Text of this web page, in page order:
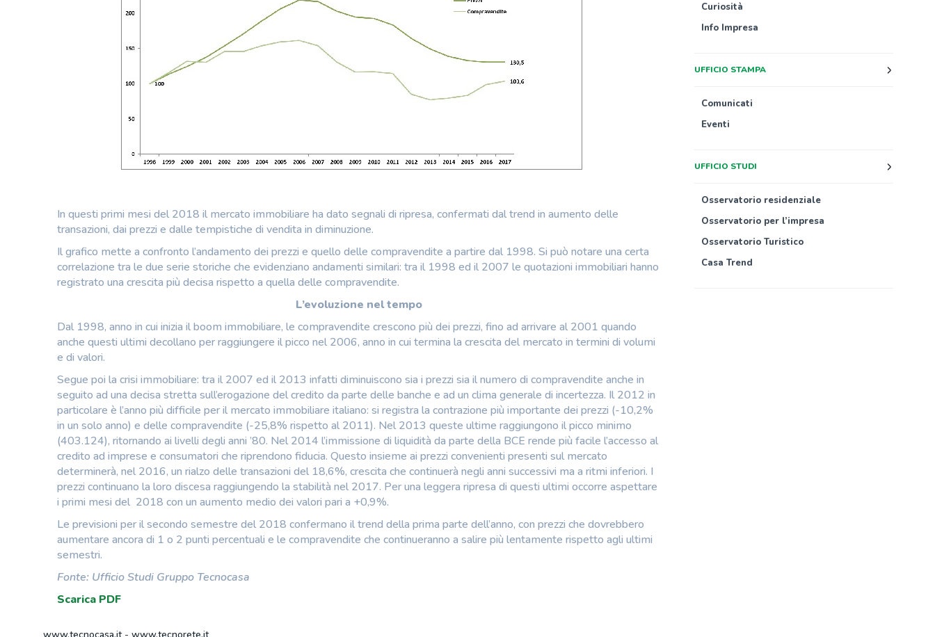
In questi primi mesi del 2018 il mercato immobiliare ha dato segnali di ripresa, confermati dal trend in aumento delle
transazioni, dai prezzi e dalle tempistiche di vendita in diminuzione.
Il grafico mette a confronto l’andamento dei prezzi e quello delle compravendite a partire dal 1998. Si può notare una certa
correlazione tra le due serie storiche che evidenziano andamenti similari: tra il 1998 ed il 2007 le quotazioni immobiliari hanno
registrato una crescita più decisa rispetto a quella delle compravendite.
L’evoluzione nel tempo
Dal 1998, anno in cui inizia il boom immobiliare, le compravendite crescono più dei prezzi, fino ad arrivare al 2001 quando
anche questi ultimi decollano per raggiungere il picco nel 2006, anno in cui termina la crescita del mercato in termini di volumi
e di valori.
Segue poi la crisi immobiliare: tra il 2007 ed il 2013 infatti diminuiscono sia i prezzi sia il numero di compravendite anche in
seguito ad una decisa stretta sull’erogazione del credito da parte delle banche e ad un clima generale di incertezza. Il 2012 in
particolare è l’anno più difficile per il mercato immobiliare italiano: si registra la contrazione più importante dei prezzi (-10,2%
in un solo anno) e delle compravendite (-25,8% rispetto al 2011). Nel 2013 queste ultime raggiungono il picco minimo
(403.124), ritornando ai livelli degli anni ’80. Nel 2014 l’immissione di liquidità da parte della BCE rende più facile l’accesso al
credito ad imprese e consumatori che riprendono fiducia. Questo insieme ai prezzi convenienti presenti sul mercato
determinerà, nel 2016, un rialzo delle transazioni del 18,6%, crescita che continuerà negli anni successivi ma a ritmi inferiori. I
prezzi continuano la loro discesa raggiungendo la stabilità nel 2017. Per una leggera ripresa di questi ultimi occorre aspettare
i primi mesi del 2018 con un aumento medio dei valori pari a +0,9%.
Le previsioni per il secondo semestre del 2018 confermano il trend della prima parte dell’anno, con prezzi che dovrebbero
aumentare ancora di 1 o 2 punti percentuali e le compravendite che continueranno a salire più lentamente rispetto agli ultimi
semestri.
Fonte: Ufficio Studi Gruppo Tecnocasa
Scarica PDF
Curiosità
Info Impresa
UFFICIO STAMPA
Comunicati
Eventi
UFFICIO STUDI
Osservatorio residenziale
Osservatorio per l’impresa
Osservatorio Turistico
Casa Trend
www.tecnocasa.it- www.tecnorete.it